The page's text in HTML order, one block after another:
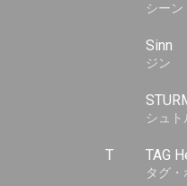
シーン
Sinn
ジン
シュ
T TAG
タグ・